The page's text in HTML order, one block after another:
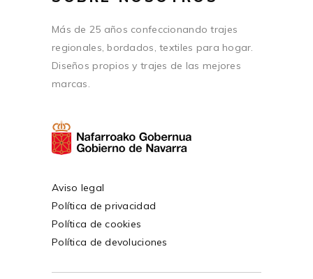
Más de 25 años confeccionando trajes
regionales, bordados, textiles para hogar.
Diseños propios y trajes de las mejores
marcas.
Aviso legal
Política de privacidad
Política de cookies
Política de devoluciones